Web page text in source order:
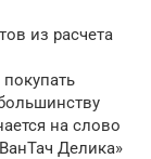
из расчета
на слово
Делика»